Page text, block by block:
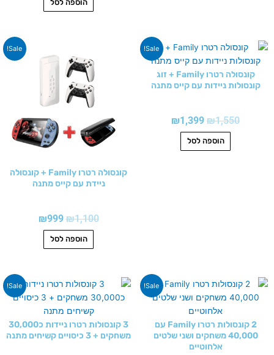
הוספה לסל
Sale!
קונסולה רטרו Family + זוג
קונסולות ניידות עם קייס מתנה
₪1,550
המחיר
המקורי
היה:
₪1,550.
₪1,399
המחיר
הנוכחי
הוא:
₪1,399.
הוספה לסל
Sale!
קונסולה רטרו Family + קונסולה
ניידת עם קייס מתנה
₪1,100
המקורי
₪1,100.
₪999
המחיר
הנוכחי
הוספה לסל
Sale!
2 קונסולות רטרו Family עם
40,000 משחקים ושני שלטים
אלחוטיים
המחיר
המקורי
היה:
₪1,200.
המחיר
הנוכחי
₪1,099.
Sale!
3 קונסולות רטרו ניידות כ30,000
משחקים + 3 כיסויים קשיחים מתנה
המחיר
המקורי
היה:
₪1,497.
המחיר
הנוכחי
₪1,299.